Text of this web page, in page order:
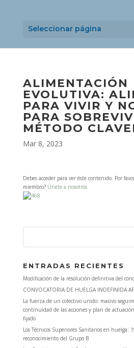
Seleccionar página
ALIMENTACIÓN
EVOLUTIVA:
PARA VIVIR Y
PARA
MÉTODO
Mar 8, 2023
Debes acceder para ver éste contenido. Por
miembro? Únete a nosotros
ENTRADAS RECIENTES
Modificación de la resolución definitiva del
CONVOCATORIA DE HUELGA INDEFINIDA
La fuerza de un colectivo unido: masivo
continuidad de las acciones y plan de
fijado
Los Técnicos Superiores Sanitarios en huelga:
reconocimiento del Grupo B